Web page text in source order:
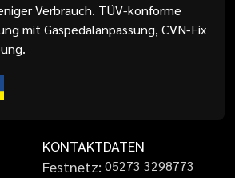
Verbrauch. TÜV-konforme
mit Gaspedalanpassung, CVN-Fix
KONTAKTDATEN
Festnetz: 05273 3298773